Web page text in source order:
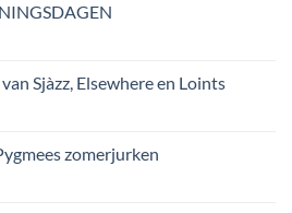
Sjàzz, Elsewhere en Loints
zomerjurken